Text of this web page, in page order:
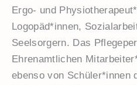
Ergo- und
Logopäd*innen,
Seelsorgern. Das
Ehrenamtlichen
ebenso von Schüler*innen